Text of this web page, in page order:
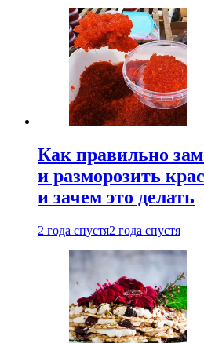
Как правильно
и разморозить
и зачем это делать
2 года спустя2 года спустя